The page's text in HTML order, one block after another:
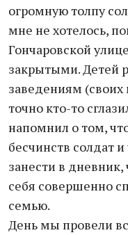
огромную толпу
мне не хотелось,
Гончаровской
закрытыми. Детей
заведениям
точно кто-то
напомнил о том,
бесчинств солдат
занести в дневник,
себя совершенно
семью.
День мы провели